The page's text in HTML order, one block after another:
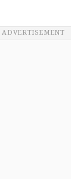
ADVERTISEMENT